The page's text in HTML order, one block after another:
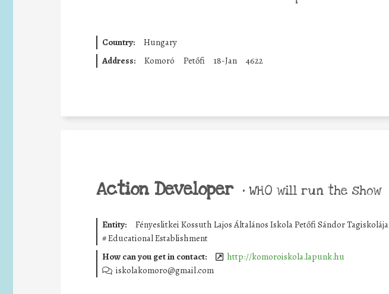
Country:
Hungary
Address:
Komoró Petőfi 18-Jan 4622
Action Developer • WHO will run the show
Entity:
Fényeslitkei Kossuth Lajos Általános Iskola Petőfi Sándor Tagiskolája
#Educational Establishment
How can you get in contact:
http://komoroiskola.lapunk.hu
iskolakomoro@gmail.com